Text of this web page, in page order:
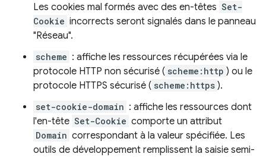
Les cookies mal formés avec des en-têtes Set-
Cookie incorrects seront signalés dans le panneau
"Réseau".
scheme : affiche les ressources récupérées via le
protocole HTTP non sécurisé ( scheme:http ) ou le
protocole HTTPS sécurisé ( scheme:https ).
set-cookie-domain : affiche les ressources dont
l'en-tête Set-Cookie comporte un attribut
Domain correspondant à la valeur spécifiée. Les
outils de développement remplissent la saisie semi-